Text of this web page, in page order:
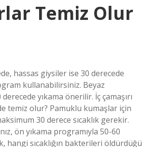
Temiz Olur
hassas giysiler ise 30 derecede
kullanabilirsiniz. Beyaz
yıkama önerilir. İç çamaşırı
temiz olur? Pamuklu kumaşlar için
30 derece sıcaklık gerekir.
ön yıkama programıyla 50-60
hangi sıcaklığın bakterileri öldürdüğü